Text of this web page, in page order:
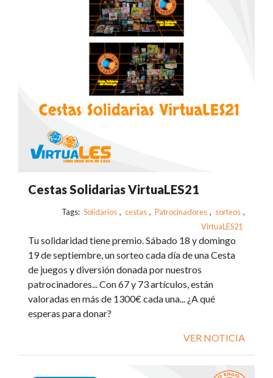
Cestas Solidarias VirtuaLES21
Tags: Solidarios , cestas , Patrocinadores , sorteos ,
VirtuaLES21
Tu solidaridad tiene premio. Sábado 18 y domingo
19 de septiembre, un sorteo cada día de una Cesta
de juegos y diversión donada por nuestros
patrocinadores... Con 67 y 73 artículos, están
valoradas en más de 1300€ cada una... ¿A qué
esperas para donar?
VER NOTICIA